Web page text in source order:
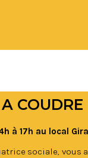
COUDRE
à 17h au local
sociale, vous